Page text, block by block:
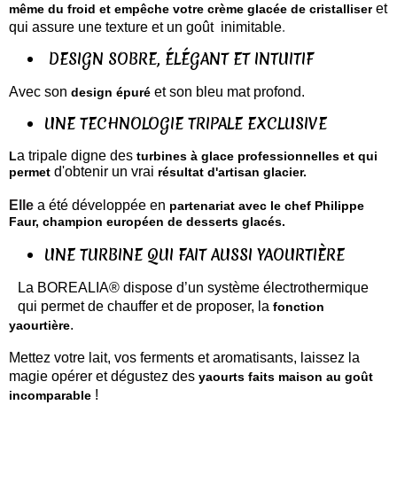
même du froid et empêche votre crème glacée de cristalliser et
qui assure une texture et un goût inimitable.
DESIGN SOBRE, ÉLÉGANT ET INTUITIF
Avec son design épuré et son bleu mat profond.
UNE TECHNOLOGIE TRIPALE EXCLUSIVE
La tripale digne des turbines à glace professionnelles et qui
permet d'obtenir un vrai résultat d'artisan glacier.
Elle a été développée en partenariat avec le chef Philippe
Faur, champion européen de desserts glacés.
UNE TURBINE QUI FAIT AUSSI YAOURTIÈRE
La BOREALIA® dispose d’un système électrothermique
qui permet de chauffer et de proposer, la fonction
yaourtière.
Mettez votre lait, vos ferments et aromatisants, laissez la
magie opérer et dégustez des yaourts faits maison au goût
incomparable !